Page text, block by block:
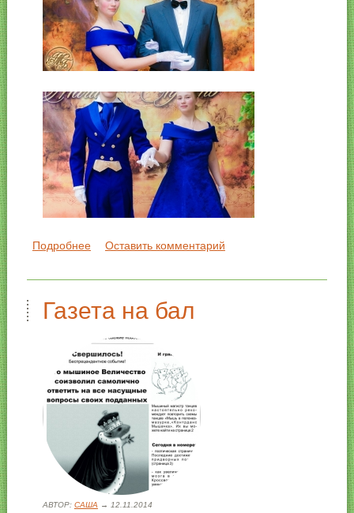
Подробнеео Наши балы
Оставить комментарий
Газета на бал
АВТОР: САША → 12.11.2014